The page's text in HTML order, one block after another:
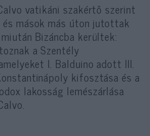
vatikáni szakértő szerint
mások más úton jutottak
Bizáncba kerültek:
a Szentély
I. Balduino adott III.
kifosztása és a
lakosság lemészárlása